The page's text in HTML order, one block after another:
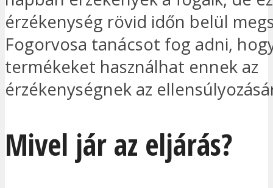
érzékenység rövid időn belül
Fogorvosa tanácsot fog adni,
termékeket használhat ennek az
érzékenységnek az
Mivel jár az eljárás?